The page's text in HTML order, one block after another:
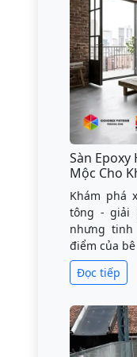
Sàn Epoxy
Mộc Cho
Khám phá
tông - giải
nhưng
điểm của
Đọc tiếp